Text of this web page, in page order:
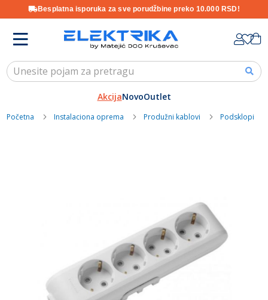
Besplatna isporuka za sve porudžbine preko 10.000 RSD!
Content
AkcijaNovoOutlet
Početna Instalaciona oprema Produžni kablovi Podsklopi